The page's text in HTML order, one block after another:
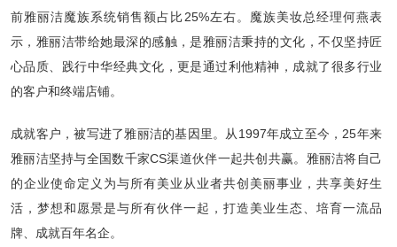
前雅丽洁魔族系统销售额占比25%左右。魔族美妆总经理何燕表
示，雅丽洁带给她最深的感触，是雅丽洁秉持的文化，不仅坚持匠
心品质、践行中华经典文化，更是通过利他精神，成就了很多行业
的客户和终端店铺。
成就客户，被写进了雅丽洁的基因里。从1997年成立至今，25年来
雅丽洁坚持与全国数千家CS渠道伙伴一起共创共赢。雅丽洁将自己
的企业使命定义为与所有美业从业者共创美丽事业，共享美好生
活，梦想和愿景是与所有伙伴一起，打造美业生态、培育一流品
牌、成就百年名企。